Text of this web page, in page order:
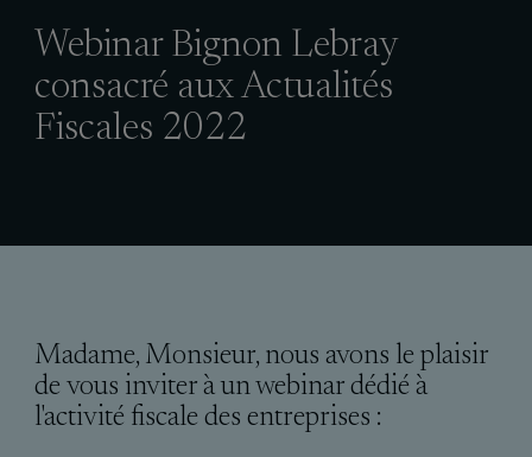
Webinar Bignon Lebray
consacré aux Actualités
Fiscales 2022
Madame, Monsieur, nous avons le plaisir
de vous inviter à un webinar dédié à
l'activité fiscale des entreprises :